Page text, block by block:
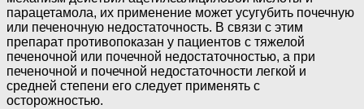
парацетамола, их применение может усугубить почечную
или печеночную недостаточность. В связи с этим
препарат противопоказан у пациентов с тяжелой
печеночной или почечной недостаточностью, а при
печеночной и почечной недостаточности легкой и
средней степени его следует применять с
осторожностью.